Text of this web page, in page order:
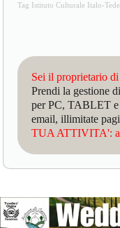
Tag Istituto Culturale Italo-
Sei il proprietario di
Prendi la gestione
per PC, TABLET
email, illimitate
TUA ATTIVITA':